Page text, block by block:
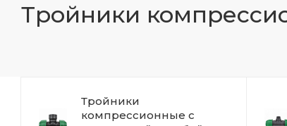
Тройники
Тройники
компрессионные с